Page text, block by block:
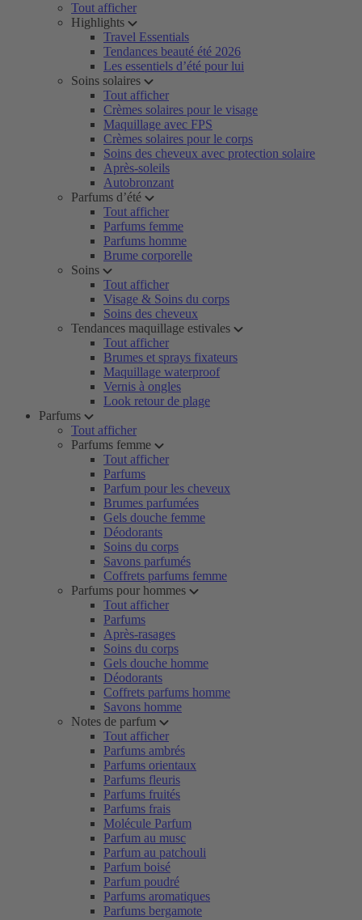
Tout afficher
Highlights
Travel Essentials
Tendances beauté été 2026
Les essentiels d’été pour lui
Soins solaires
Tout afficher
Crèmes solaires pour le visage
Maquillage avec FPS
Crèmes solaires pour le corps
Soins des cheveux avec protection solaire
Après-soleils
Autobronzant
Parfums d’été
Tout afficher
Parfums femme
Parfums homme
Brume corporelle
Soins
Tout afficher
Visage & Soins du corps
Soins des cheveux
Tendances maquillage estivales
Tout afficher
Brumes et sprays fixateurs
Maquillage waterproof
Vernis à ongles
Look retour de plage
Parfums
Tout afficher
Parfums femme
Tout afficher
Parfums
Parfum pour les cheveux
Brumes parfumées
Gels douche femme
Déodorants
Soins du corps
Savons parfumés
Coffrets parfums femme
Parfums pour hommes
Tout afficher
Parfums
Après-rasages
Soins du corps
Gels douche homme
Déodorants
Coffrets parfums homme
Savons homme
Notes de parfum
Tout afficher
Parfums ambrés
Parfums orientaux
Parfums fleuris
Parfums fruités
Parfums frais
Molécule Parfum
Parfum au musc
Parfum au patchouli
Parfum boisé
Parfum poudré
Parfums aromatiques
Parfums bergamote